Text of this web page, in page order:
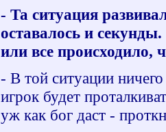
- Та ситуация
оставалось и
или все происходило,
- В той ситуации
игрок будет
уж как бог даст -